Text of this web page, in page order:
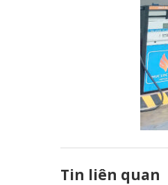
Tin liên quan